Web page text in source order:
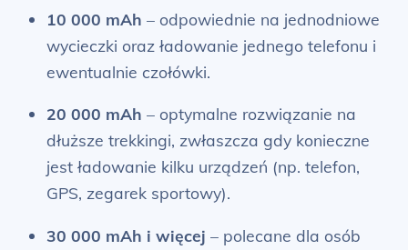
10 000 mAh – odpowiednie na jednodniowe
wycieczki oraz ładowanie jednego telefonu i
ewentualnie czołówki.
20 000 mAh – optymalne rozwiązanie na
dłuższe trekkingi, zwłaszcza gdy konieczne
jest ładowanie kilku urządzeń (np. telefon,
GPS, zegarek sportowy).
30 000 mAh i więcej – polecane dla osób